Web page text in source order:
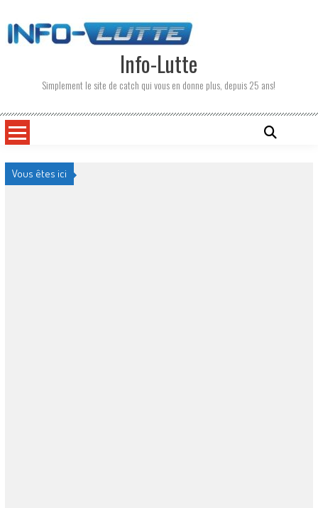
to
content
Info-Lutte
Simplement le site de catch qui vous en donne plus, depuis 25 ans!
Vous êtes ici